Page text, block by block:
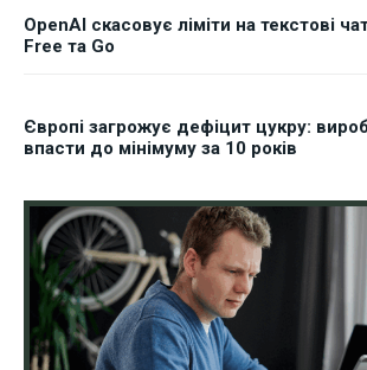
OpenAI скасовує ліміти на текстові
Free та Go
Європі загрожує дефіцит цукру:
впасти до мінімуму за 10 років